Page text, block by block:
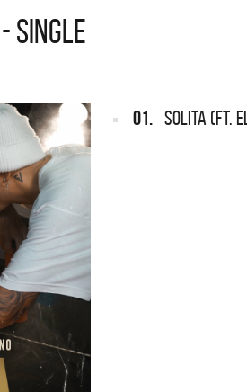
SINGLE
01. SOLITA (FT.
La colección completa de los CMTV